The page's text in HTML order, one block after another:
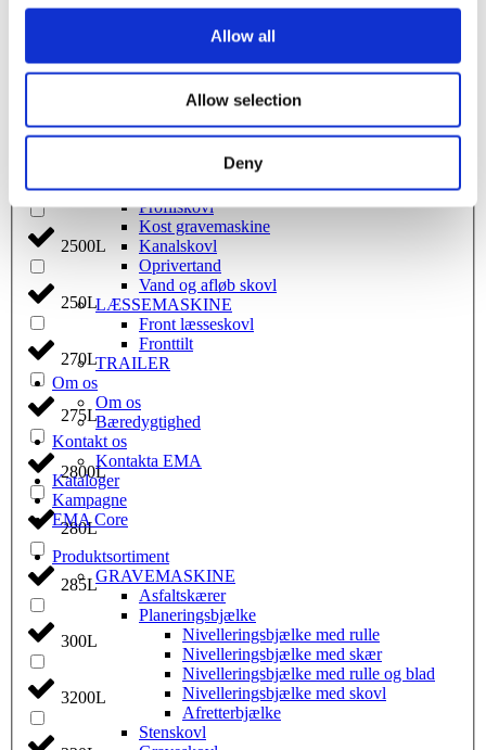
Allow all
Allow selection
Deny
220L
230L
240L
2500L
250L
270L
275L
2800L
280L
285L
300L
3200L
Ophængsplade til kost
Svejseport
Ribbeskovl
Hydraulisk planérskovl
Kabelplov
Kabelskovl
Planérskovl
Profilskovl
Kost gravemaskine
Kanalskovl
Oprivertand
Vand og afløb skovl
LÆSSEMASKINE
Front læsseskovl
Fronttilt
TRAILER
Om os
Om os
Bæredygtighed
Kontakt os
Kontakta EMA
Kataloger
Kampagne
EMA Core
Produktsortiment
GRAVEMASKINE
Asfaltskærer
Planeringsbjælke
Nivelleringsbjælke med rulle
Nivelleringsbjælke med skær
Nivelleringsbjælke med rulle og blad
Nivelleringsbjælke med skovl
Afretterbjælke
Stenskovl